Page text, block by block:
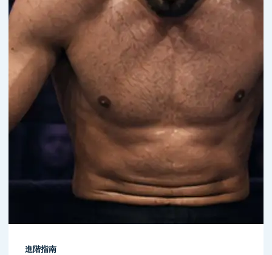
進階指南